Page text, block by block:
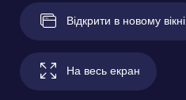
Відкрити в новому вікні
На весь екран